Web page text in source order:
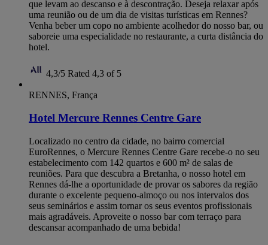
que levam ao descanso e à descontração. Deseja relaxar após
uma reunião ou de um dia de visitas turísticas em Rennes?
Venha beber um copo no ambiente acolhedor do nosso bar, ou
saboreie uma especialidade no restaurante, a curta distância do
hotel.
4,3/5 Rated 4,3 of 5
RENNES, França
Hotel Mercure Rennes Centre Gare
Localizado no centro da cidade, no bairro comercial
EuroRennes, o Mercure Rennes Centre Gare recebe-o no seu
estabelecimento com 142 quartos e 600 m² de salas de
reuniões. Para que descubra a Bretanha, o nosso hotel em
Rennes dá-lhe a oportunidade de provar os sabores da região
durante o excelente pequeno-almoço ou nos intervalos dos
seus seminários e assim tornar os seus eventos profissionais
mais agradáveis. Aproveite o nosso bar com terraço para
descansar acompanhado de uma bebida!